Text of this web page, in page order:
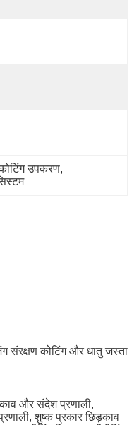
उपकरण,
संरक्षण कोटिंग और धातु जस्ता
और संदेश प्रणाली,
शुष्क प्रकार छिड़काव